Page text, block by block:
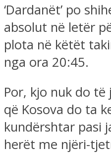
‘Dardanët’ po
absolut në letër
plota në këtët
nga ora 20:45.
Por, kjo nuk do
që Kosova do ta
kundërshtar pasi
herët me njëri-